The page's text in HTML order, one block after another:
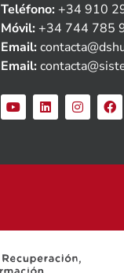
Teléfono: +34 910
Móvil: +34 744 785
Email:
Email: